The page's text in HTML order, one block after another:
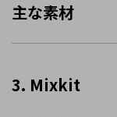
主な素材
3. Mixkit